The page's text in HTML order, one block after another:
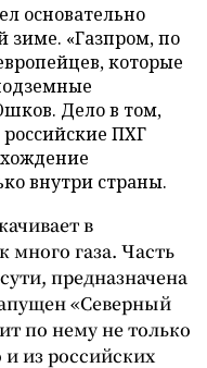
основательно
зиме. «Газпром, по
которые
Дело в том,
российские ПХГ
внутри страны.
в
много газа. Часть
предназначена
«Северный
по нему не только
из российских